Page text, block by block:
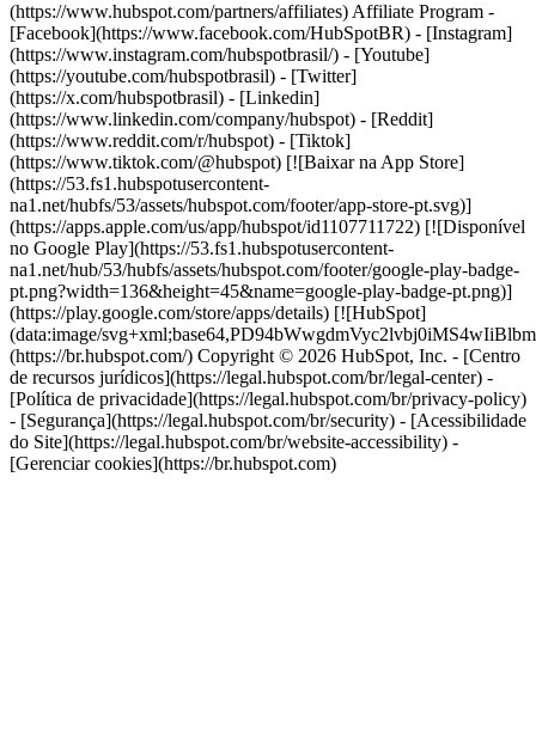
-
[Facebook](https://www.facebook.com/HubSpotBR) - [Instagram]
(https://www.instagram.com/hubspotbrasil/) - [Youtube]
(https://youtube.com/hubspotbrasil) - [Twitter]
(https://x.com/hubspotbrasil) - [Linkedin]
(https://www.linkedin.com/company/hubspot) - [Reddit]
(https://www.reddit.com/r/hubspot) - [Tiktok]
(https://www.tiktok.com/@hubspot) [![Baixar na App Store]
(https://53.fs1.hubspotusercontent-
na1.net/hubfs/53/assets/hubspot.com/footer/app-store-pt.svg)]
(https://apps.apple.com/us/app/hubspot/id1107711722) [![Disponível
no Google Play](https://53.fs1.hubspotusercontent-
na1.net/hub/53/hubfs/assets/hubspot.com/footer/google-play-badge-
pt.png?width=136&height=45&name=google-play-badge-pt.png)]
(https://play.google.com/store/apps/details) [![HubSpot]
(data:image/
(https://br.hubspot.com/) Copyright © 2026 HubSpot, Inc. - [Centro
de recursos jurídicos](https://legal.hubspot.com/br/legal-center) -
[Política de privacidade](https://legal.hubspot.com/br/privacy-policy)
- [Segurança](https://legal.hubspot.com/br/security) - [Acessibilidade
do Site](https://legal.hubspot.com/br/website-accessibility) -
[Gerenciar cookies](https://br.hubspot.com)